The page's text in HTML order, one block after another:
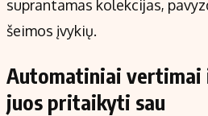
suprantamas kolekcijas,
šeimos įvykių.
Automatiniai
juos pritaikyti sau